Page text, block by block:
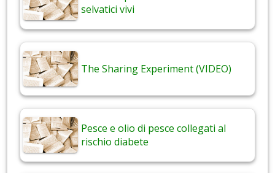
selvatici vivi
The Sharing Experiment (VIDEO)
Pesce e olio di pesce collegati al
rischio diabete